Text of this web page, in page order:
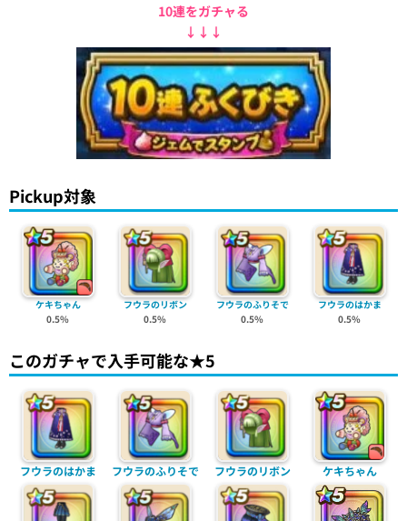
10連をガチャる
↓↓↓
Pickup対象
ケキちゃん
0.5%
フウラのリボン
0.5%
フウラのふりそで
0.5%
フウラのはかま
0.5%
このガチャで入手可能な★5
フウラのはかま フウラのふりそで フウラのリボン ケキちゃん